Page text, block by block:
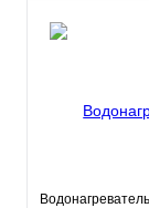
Водонагреватель